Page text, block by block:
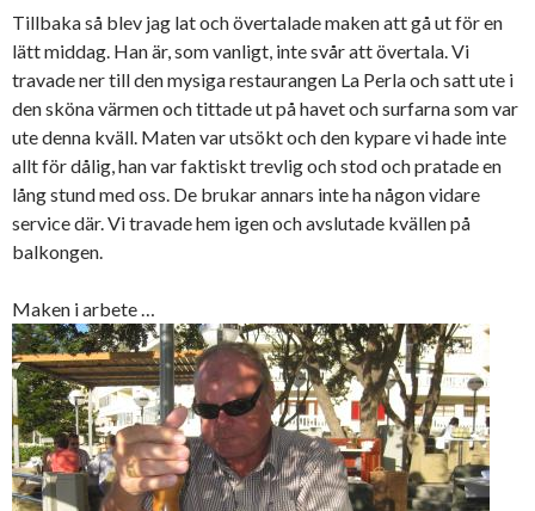
Tillbaka så blev jag lat och övertalade maken att gå ut för en
lätt middag. Han är, som vanligt, inte svår att övertala. Vi
travade ner till den mysiga restaurangen La Perla och satt ute i
den sköna värmen och tittade ut på havet och surfarna som var
ute denna kväll. Maten var utsökt och den kypare vi hade inte
allt för dålig, han var faktiskt trevlig och stod och pratade en
lång stund med oss. De brukar annars inte ha någon vidare
service där. Vi travade hem igen och avslutade kvällen på
balkongen.
Maken i arbete …